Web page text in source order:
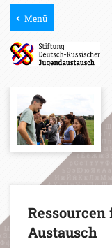
Menü
Austausch